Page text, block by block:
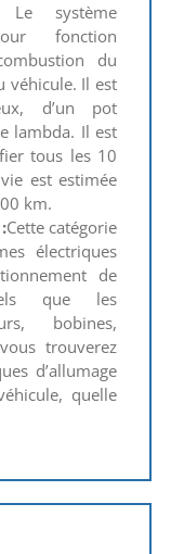
système
fonction
du
véhicule. Il est
d’un pot
lambda. Il est
tous les 10
est estimée
km.
Cette catégorie
électriques
de
que les
bobines,
trouverez
d’allumage
quelle